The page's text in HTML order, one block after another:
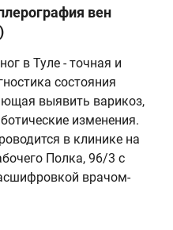
вен
в Туле - точная и
состояния
выявить варикоз,
изменения.
в клинике на
Полка, 96/3 с
врачом-